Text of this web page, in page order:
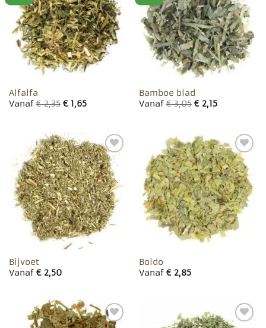
favorieten
Alfalfa
Vanaf€2,35 €1,65
favorieten
Bamboe blad
Vanaf€3,05 €2,15
Toevoegen
aan
favorieten
Bijvoet
Vanaf €2,50
Toevoegen
aan
favorieten
Boldo
Vanaf €2,85